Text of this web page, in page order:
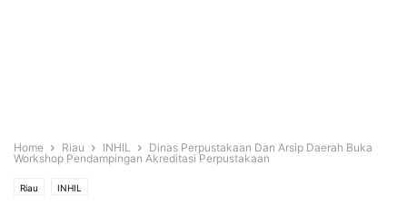
Home Riau INHIL
Dinas Perpustakaan Dan Arsip Daerah Buka
Workshop Pendampingan Akreditasi Perpustakaan
Riau INHIL